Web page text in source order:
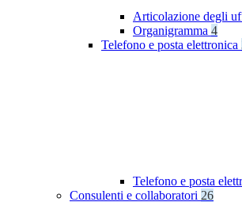
Articolazione degli
Organigramma 4
Telefono e posta elettronica
Telefono e posta
Consulenti e collaboratori 26